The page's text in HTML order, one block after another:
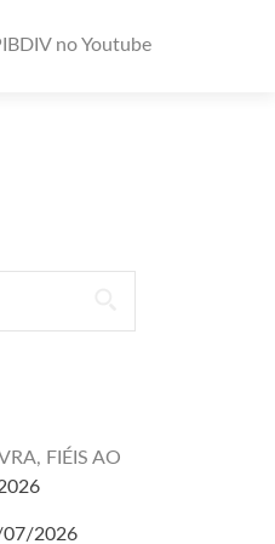
no Youtube
FIÉIS AO
2026